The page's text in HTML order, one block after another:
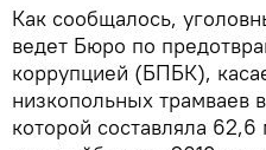
Как сообщалось,
ведет Бюро по
коррупцией (БПБК),
низкопольных трамваев
которой составляла